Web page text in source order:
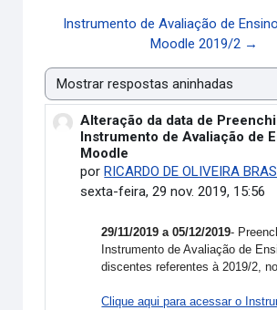
Instrumento de Avaliação de
Moodle 2019/2 →
Modo de visualização
Alteração da data de
Instrumento de Avaliação de
Moodle
porRICARDO DE OLIVEIRA
sexta-feira, 29 nov. 2019, 15:56
Número de respostas: 0
29/11/2019 a 05/12/2019-
Instrumento de Avaliação de
discentes referentes à 2019/2,
Clique aqui para acessar o